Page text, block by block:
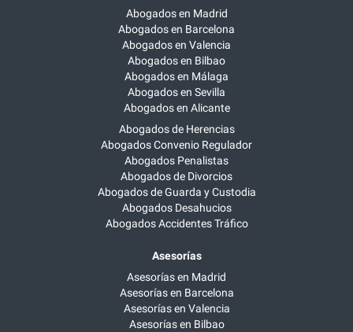
Abogados en Madrid
Abogados en Barcelona
Abogados en Valencia
Abogados en Bilbao
Abogados en Málaga
Abogados en Sevilla
Abogados en Alicante
Abogados de Herencias
Abogados Convenio Regulador
Abogados Penalistas
Abogados de Divorcios
Abogados de Guarda y Custodia
Abogados Desahucios
Abogados Accidentes Tráfico
Asesorías
Asesorías en Madrid
Asesorías en Barcelona
Asesorías en Valencia
Asesorías en Bilbao